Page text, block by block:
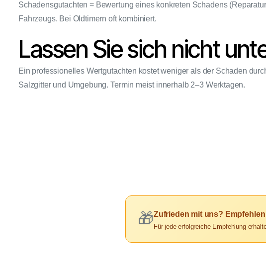
Schadensgutachten = Bewertung eines konkreten Schadens
Fahrzeugs. Bei Oldtimern oft kombiniert.
Lassen Sie sich nicht
Ein professionelles Wertgutachten kostet weniger als der Schaden
Salzgitter und Umgebung. Termin meist innerhalb 2–3 Werktagen.
🎁Zufrieden mit uns?
Für jede erfolgreiche Empfehlung